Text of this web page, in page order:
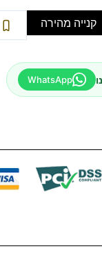
קנייה מהירה
WhatsApp